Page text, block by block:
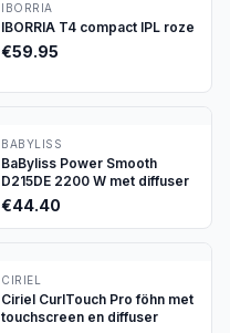
IBORRIA
IBORRIA T4 compact IPL roze
€59.95
BABYLISS
BaByliss Power Smooth
D215DE 2200 W met diffuser
€44.40
CIRIEL
Ciriel CurlTouch Pro föhn met
touchscreen en diffuser